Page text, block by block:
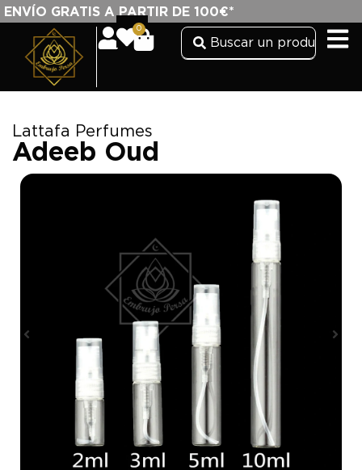
ENVÍO GRATIS A PARTIR DE 100€*
0
Lattafa Perfumes
Adeeb Oud